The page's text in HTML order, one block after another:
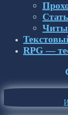
Читы
RPG —